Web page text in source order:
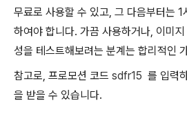
무료로 사용할 수 있고, 그 다음부터는
하여야 합니다. 가끔 사용하거나, 이미
성을 테스트해보려는 분계는 합리적인
참고로, 프로모션 코드 sdfr15 를 입력
을 받을 수 있습니다.